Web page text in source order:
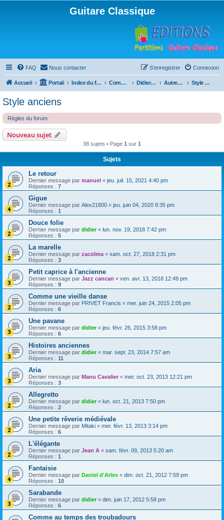
Guitare Classique
FAQ Nous contacter Connexion
S’enregistrer
Accueil Portail Index du forum Compositions Didierland Autres musiques Style anciens
Style anciens
Règles du forum
Nouveau sujet
38 sujets • Page 1 sur 1
Sujets
Le retour
Dernier message par manuel « jeu. juil. 15, 2021 4:40 pm
Réponses : 7
Gigue
Dernier message par Alex21800 « jeu. juin 04, 2020 8:35 pm
Réponses : 1
Douce folie
Dernier message par didier« lun. nov. 19, 2018 7:42 pm
Réponses : 5
La marelle
Dernier message par zacolma « sam. oct. 27, 2018 2:31 pm
Réponses : 3
Petit caprice à l'ancienne
Dernier message par Jazz cancan « ven. avr. 13, 2018 12:49 pm
Réponses : 9
Comme une vieille danse
Dernier message par PRIVET Francis « mer. juin 24, 2015 2:05 pm
Réponses : 6
Une pavane
Dernier message par didier« jeu. févr. 26, 2015 3:58 pm
Réponses : 6
Histoires anciennes
Dernier message par didier« mar. sept. 23, 2014 7:57 am
Réponses : 11
Aria
Dernier message par Manu Cavalier « mer. oct. 23, 2013 12:21 pm
Réponses : 3
Allegretto
Dernier message par didier« lun. oct. 21, 2013 7:50 pm
Réponses : 2
Une petite rêverie médiévale
Dernier message par Mitaki « mer. févr. 13, 2013 3:14 pm
Réponses : 6
L'élégante
Dernier message par Jean A « sam. févr. 09, 2013 5:20 am
Réponses : 1
Fantaisie
Dernier message par Daniel d'Arles « dim. oct. 21, 2012 7:59 pm
Réponses : 10
Sarabande
Dernier message par didier« dim. juin 17, 2012 5:58 pm
Réponses : 6
Comme au temps des troubadours